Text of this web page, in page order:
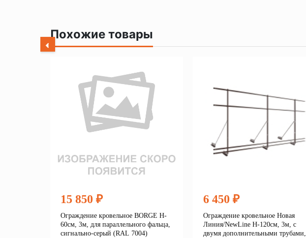
Похожие товары
15 850 ₽
Ограждение кровельное BORGE H-
60см, 3м, для параллельного фальца,
сигнально-серый (RAL 7004)
6 450 ₽
Ограждение кровельное Новая
Линия/NewLine H-120см, 3м, с
двумя дополнительными трубами,